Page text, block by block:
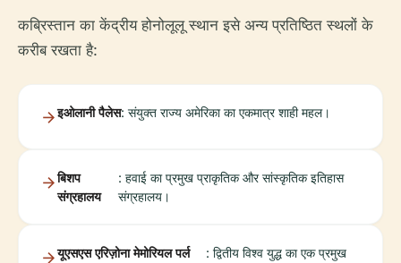
कब्रिस्तान का केंद्रीय होनोलूलू स्थान इसे अन्य प्रतिष्ठित स्थलों के
करीब रखता है:
इओलानी पैलेस: संयुक्त राज्य अमेरिका का एकमात्र शाही महल।
बिशप
संग्रहालय
: हवाई का प्रमुख प्राकृतिक और सांस्कृतिक इतिहास
संग्रहालय।
यूएसएस एरिज़ोना मेमोरियल पर्ल
: द्वितीय विश्व युद्ध का एक प्रमुख